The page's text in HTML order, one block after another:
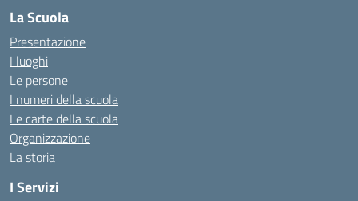
La Scuola
Presentazione
I luoghi
Le persone
I numeri della scuola
Le carte della scuola
Organizzazione
La storia
I Servizi